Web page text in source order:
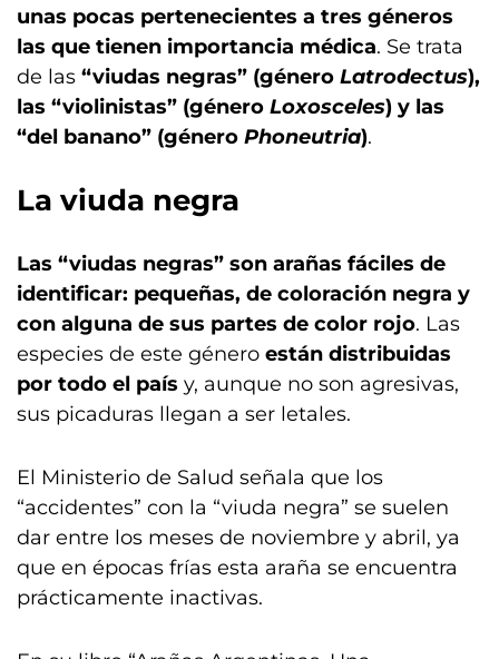
unas pocas pertenecientes a tres géneros
las que tienen importancia médica. Se trata
de las “viudas negras” (género Latrodectus),
las “violinistas” (género Loxosceles) y las
“del banano” (género Phoneutria).
La viuda negra
Las “viudas negras” son arañas fáciles de
identificar: pequeñas, de coloración negra y
con alguna de sus partes de color rojo. Las
especies de este género están distribuidas
por todo el país y, aunque no son agresivas,
sus picaduras llegan a ser letales.
El Ministerio de Salud señala que los
“accidentes” con la “viuda negra” se suelen
dar entre los meses de noviembre y abril, ya
que en épocas frías esta araña se encuentra
prácticamente inactivas.